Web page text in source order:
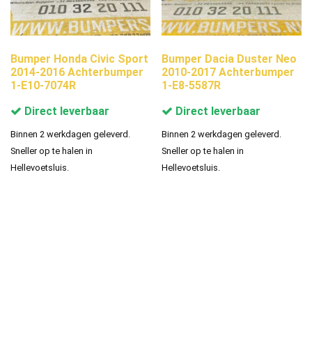
Bumper Honda Civic Sport
2014-2016 Achterbumper
1-E10-7074R
Direct leverbaar
Binnen 2 werkdagen geleverd.
Sneller op te halen in
Hellevoetsluis.
Bumper Dacia Duster Neo
2010-2017 Achterbumper
1-E8-5587R
Direct leverbaar
Binnen 2 werkdagen geleverd.
Sneller op te halen in
Hellevoetsluis.